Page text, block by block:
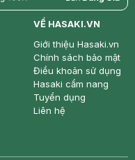
price
VỀ HASAKI.VN
Giới thiệu Hasaki.vn
Chính sách bảo mật
Điều khoản sử dụng
Hasaki cẩm nang
Tuyển dụng
Liên hệ